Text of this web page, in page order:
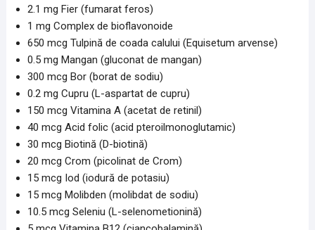
2.1 mg Fier (fumarat feros)
1 mg Complex de bioflavonoide
650 mcg Tulpină de coada calului (Equisetum arvense)
0.5 mg Mangan (gluconat de mangan)
300 mcg Bor (borat de sodiu)
0.2 mg Cupru (L-aspartat de cupru)
150 mcg Vitamina A (acetat de retinil)
40 mcg Acid folic (acid pteroilmonoglutamic)
30 mcg Biotină (D-biotină)
20 mcg Crom (picolinat de Crom)
15 mcg Iod (iodură de potasiu)
15 mcg Molibden (molibdat de sodiu)
10.5 mcg Seleniu (L-selenometionină)